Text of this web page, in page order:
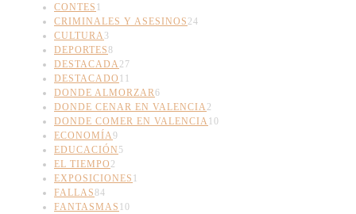
CONTES 1
CRIMINALES Y ASESINOS 24
CULTURA3
DEPORTES8
DESTACADA27
DESTACADO 11
DONDE ALMORZAR6
DONDE CENAR EN VALENCIA2
DONDE COMER EN VALENCIA10
ECONOMÍA9
EDUCACIÓN 5
EL TIEMPO 2
EXPOSICIONES 1
FALLAS84
FANTASMAS 10